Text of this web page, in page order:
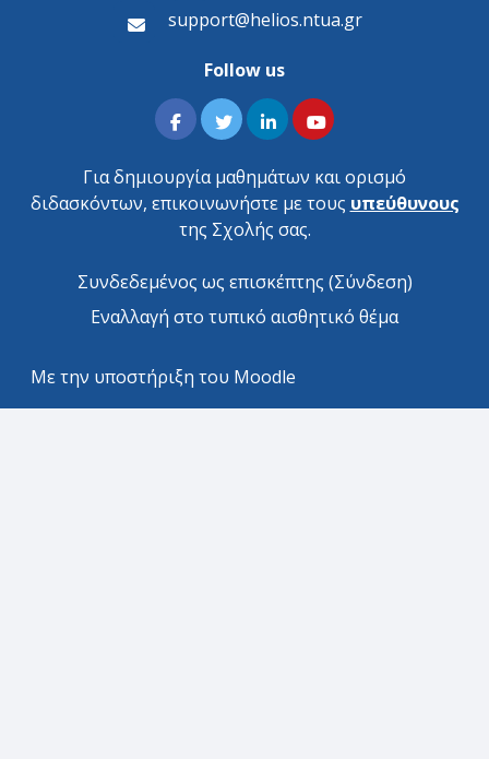
support@helios.ntua.gr
Follow us
Για δημιουργία μαθημάτων και ορισμό
διδασκόντων, επικοινωνήστε με τους υπεύθυνους
της Σχολής σας.
Συνδεδεμένος ως επισκέπτης (Σύνδεση)
Εναλλαγή στο τυπικό αισθητικό θέμα
Με την υποστήριξη του Moodle